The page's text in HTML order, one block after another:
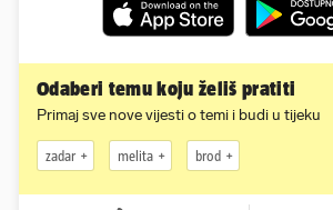
Odaberi temu koju želiš pratiti
Primaj sve nove vijesti o temi i budi u tijeku
zadar melita brod